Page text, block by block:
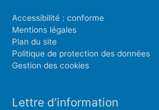
Accessibilité : conforme
Mentions légales
Plan du site
Politique de protection des données
Gestion des cookies
Lettre d’information